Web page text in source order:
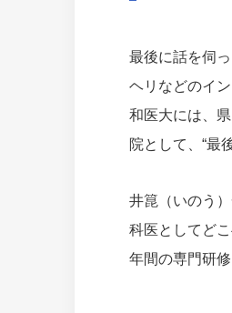
最後に話を伺
ヘリなどのイ
和医大には、
院として、“最
井箟（いのう
科医としてど
年間の専門研